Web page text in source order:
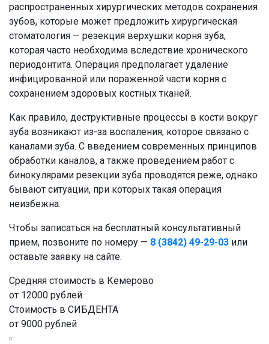
распространенных хирургических методов сохранения
зубов, которые может предложить хирургическая
стоматология — резекция верхушки корня зуба,
которая часто необходима вследствие хронического
периодонтита. Операция предполагает удаление
инфицированной или пораженной части корня с
сохранением здоровых костных тканей.
Как правило, деструктивные процессы в кости вокруг
зуба возникают из-за воспаления, которое связано с
каналами зуба. С введением современных принципов
обработки каналов, а также проведением работ с
бинокулярами резекции зуба проводятся реже, однако
бывают ситуации, при которых такая операция
неизбежна.
Чтобы записаться на бесплатный консультативный
прием, позвоните по номеру — 8 (3842) 49-29-03 или
оставьте заявку на сайте.
Средняя стоимость в Кемерово
от 12000 рублей
Стоимость в СИБДЕНТА
от 9000 рублей